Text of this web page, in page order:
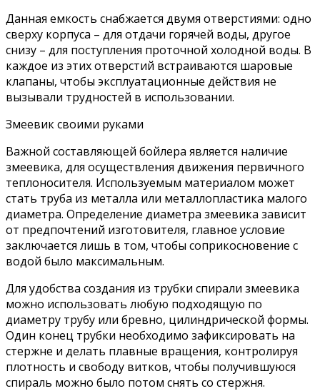
Данная емкость снабжается двумя отверстиями: одно
сверху корпуса – для отдачи горячей воды, другое
снизу – для поступления проточной холодной воды. В
каждое из этих отверстий встраиваются шаровые
клапаны, чтобы эксплуатационные действия не
вызывали трудностей в использовании.
Змеевик своими руками
Важной составляющей бойлера является наличие
змеевика, для осуществления движения первичного
теплоносителя. Используемым материалом может
стать труба из металла или металлопластика малого
диаметра. Определение диаметра змеевика зависит
от предпочтений изготовителя, главное условие
заключается лишь в том, чтобы соприкосновение с
водой было максимальным.
Для удобства создания из трубки спирали змеевика
можно использовать любую подходящую по
диаметру трубу или бревно, цилиндрической формы.
Один конец трубки необходимо зафиксировать на
стержне и делать плавные вращения, контролируя
плотность и свободу витков, чтобы получившуюся
спираль можно было потом снять со стержня.